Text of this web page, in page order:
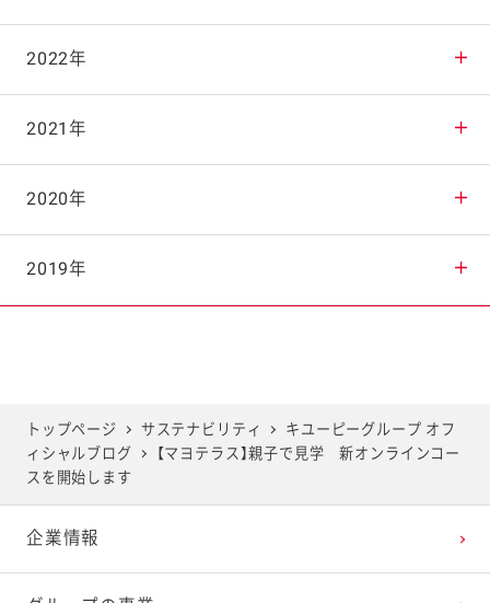
2025年10月
2025年9月
2025年8月
2025年7月
2025年4月
2025年3月
2024年11月
2024年10月
2024年9月
2024年8月
2024年5月
2024年4月
2023年12月
2023年11月
2023年10月
2023年9月
2023年6月
2023年5月
2022年
2022年12月
2022年11月
2022年10月
2022年7月
2022年6月
2021年
2021年12月
2021年11月
2021年8月
2021年7月
2020年
2020年12月
2020年9月
2020年8月
2019年
2019年10月
2019年9月
トップページ サステナビリティ
キユーピーグループ オフ
ィシャルブログ
【マヨテラス】親子で見学 新オンラインコー
スを開始します
企業情報